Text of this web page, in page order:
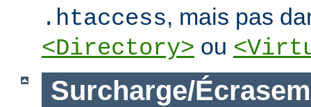
.htaccess, mais pas
<Directory> ou
Surcharge/